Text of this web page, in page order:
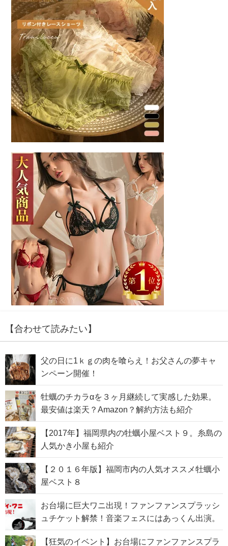
【合わせて読みたい】
父の日に1ｋｇの肉を喰らえ！お父さんの夢キャ
ンペーン開催！
牡蠣のチカラαを３ヶ月継続して実感した効果。
最安値は楽天？Amazon？解約方法も紹介
【2017年】福岡県内の牡蠣小屋ベスト９。糸島の
人気かき小屋も紹介
【２０１６年版】福岡市内の人気オススメ牡蠣小
屋ベスト８
お台場に巨大ワニ出現！ファンファンスプラッシ
ュチケット解禁！音楽フェスにはあっくん出演。
【狂気のイベント】お台場にファンファンスプラ